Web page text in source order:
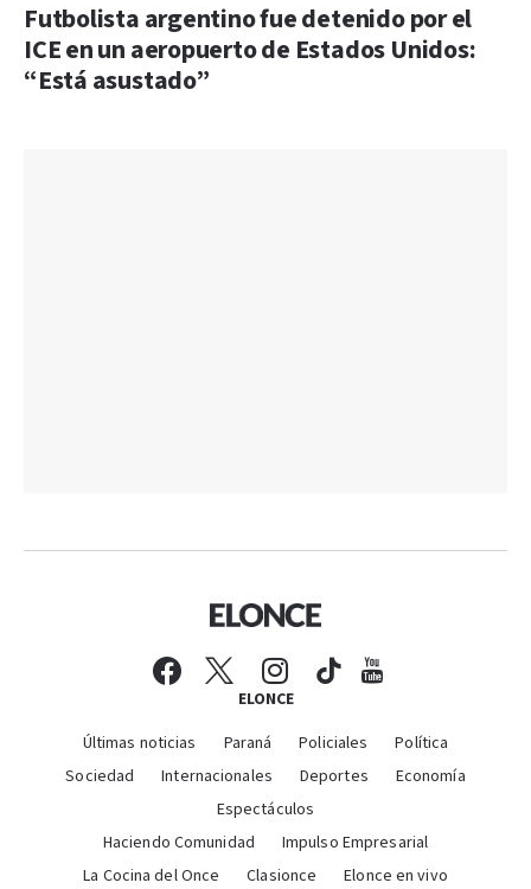
Futbolista argentino fue detenido por el
ICE en un aeropuerto de Estados Unidos:
“Está asustado”
ELONCE
Últimas noticias Paraná Policiales
Política
Sociedad
Internacionales Deportes
Economía
Espectáculos
Haciendo Comunidad
Impulso Empresarial
La Cocina del Once
Clasionce Elonce en vivo